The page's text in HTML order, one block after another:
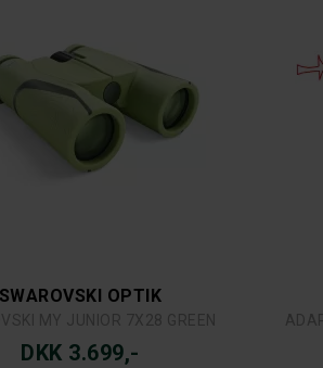
SWAROVSKI OPTIK
DKK 3.699,-